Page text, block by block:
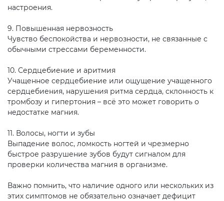
настроения.
9. Повышенная нервозность
Чувство беспокойства и нервозности, не связанные с
обычными стрессами беременности.
10. Сердцебиение и аритмия
Учащенное сердцебиение или ощущение учащенного
сердцебиения, нарушения ритма сердца, склонность к
тромбозу и гипертония – всё это может говорить о
недостатке магния.
11. Волосы, ногти и зубы
Выпадение волос, ломкость ногтей и чрезмерно
быстрое разрушение зубов будут сигналом для
проверки количества магния в организме.
Важно помнить, что наличие одного или нескольких из
этих симптомов не обязательно означает дефицит